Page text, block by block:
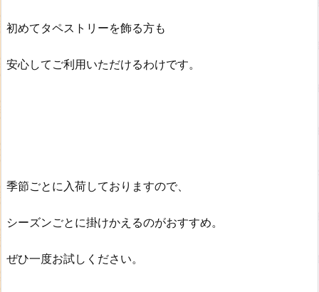
初めてタペストリーを飾る方も
安心してご利用いただけるわけです。
季節ごとに入荷しておりますので、
シーズンごとに掛けかえるのがおすすめ。
ぜひ一度お試しください。